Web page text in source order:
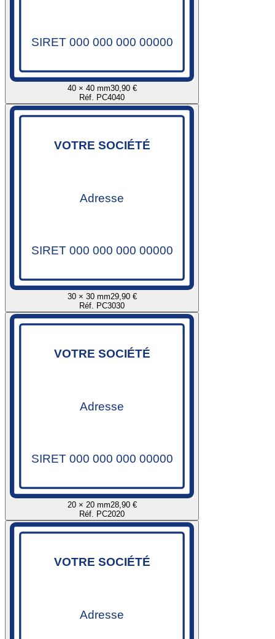
SIRET 000 000 000 00000
40 × 40 mm30,90 €
Réf. PC4040
VOTRE SOCIÉTÉ
Adresse
SIRET 000 000 000 00000
30 × 30 mm29,90 €
Réf. PC3030
VOTRE SOCIÉTÉ
Adresse
SIRET 000 000 000 00000
20 × 20 mm28,90 €
Réf. PC2020
VOTRE SOCIÉTÉ
Adresse